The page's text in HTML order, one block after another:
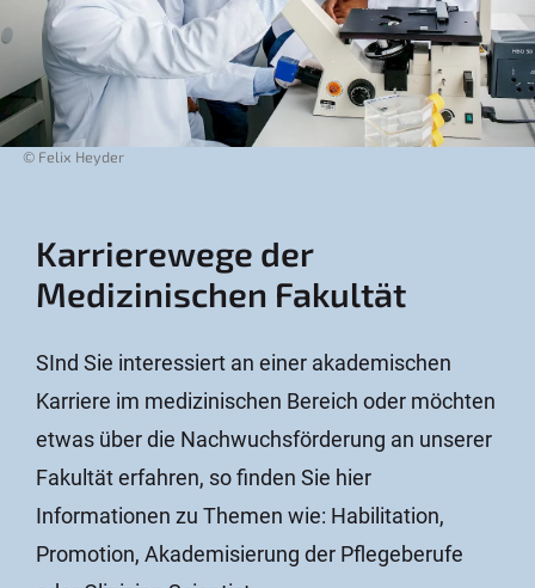
Karrierewege der
Medizinischen Fakultät
SInd Sie interessiert an einer akademischen
Karriere im medizinischen Bereich oder möchten
etwas über die Nachwuchsförderung an unserer
Fakultät erfahren, so finden Sie hier
Informationen zu Themen wie: Habilitation,
Promotion, Akademisierung der Pflegeberufe
© Felix Heyder